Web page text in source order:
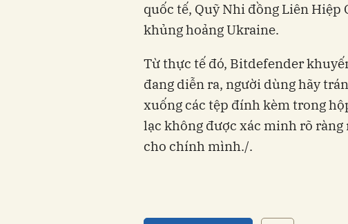
quốc tế, Quỹ Nhi đồng Liên Hiệp
khủng hoảng Ukraine.
Từ thực tế đó, Bitdefender
đang diễn ra, người dùng hãy
xuống các tệp đính kèm trong
lạc không được xác minh rõ
cho chính mình./.